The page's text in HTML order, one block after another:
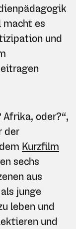
macht es
und
oder?“,
der
Kurzfilm
sechs
aus
junge
leben und
und